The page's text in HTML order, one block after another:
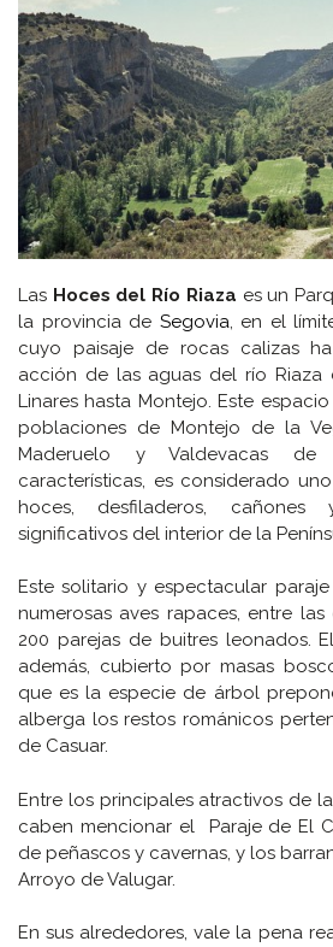
Las Hoces del Río Riaza es un
la provincia de Segovia, en el
cuyo paisaje de rocas calizas
acción de las aguas del río Riaza
Linares hasta Montejo. Este
poblaciones de Montejo de la
Maderuelo y Valdevacas
características, es considerado
hoces, desfiladeros, cañones
significativos del interior de la
Este solitario y espectacular
numerosas aves rapaces, entre
200 parejas de buitres leonados.
además, cubierto por masas
que es la especie de árbol
alberga los restos románicos
de Casuar.
Entre los principales atractivos de
caben mencionar el Paraje de El
de peñascos y cavernas, y los
Arroyo de Valugar.
En sus alrededores, vale la pena